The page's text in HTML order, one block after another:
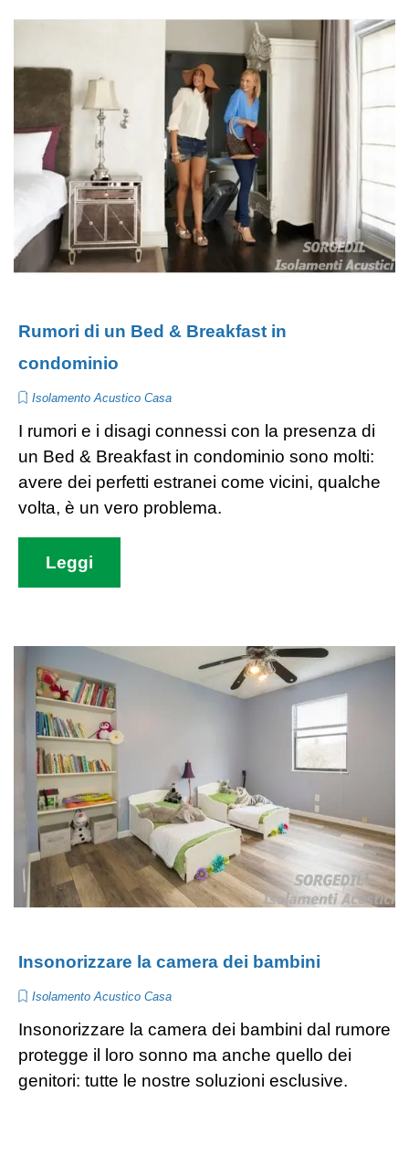
Rumori di un Bed & Breakfast in
condominio
Isolamento Acustico Casa
I rumori e i disagi connessi con la presenza di
un Bed & Breakfast in condominio sono molti:
avere dei perfetti estranei come vicini, qualche
volta, è un vero problema.
Leggi
Insonorizzare la camera dei bambini
Isolamento Acustico Casa
Insonorizzare la camera dei bambini dal rumore
protegge il loro sonno ma anche quello dei
genitori: tutte le nostre soluzioni esclusive.